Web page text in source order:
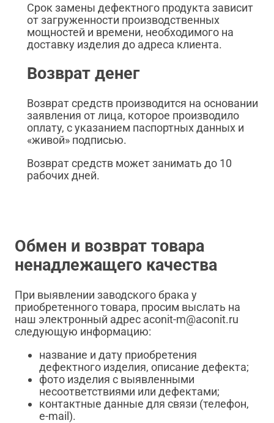
Срок замены дефектного продукта зависит
от загруженности производственных
мощностей и времени, необходимого на
доставку изделия до адреса клиента.
Возврат денег
Возврат средств производится на основании
заявления от лица, которое производило
оплату, с указанием паспортных данных и
«живой» подписью.
Возврат средств может занимать до 10
рабочих дней.
Обмен и возврат товара
ненадлежащего качества
При выявлении заводского брака у
приобретенного товара, просим выслать на
наш электронный адрес aconit-m@aconit.ru
следующую информацию:
название и дату приобретения
дефектного изделия, описание дефекта;
фото изделия с выявленными
несоответствиями или дефектами;
контактные данные для связи (телефон,
e-mail).